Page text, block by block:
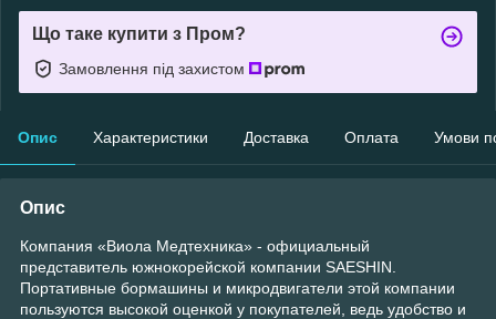
Що таке купити з Пром?
Замовлення під захистом
Опис Характеристики Доставка Оплата Умови
Опис
Компания «Виола Медтехника» - официальный
представитель южнокорейской компании SAESHIN.
Портативные бормашины и микродвигатели этой компании
пользуются высокой оценкой у покупателей, ведь удобство и